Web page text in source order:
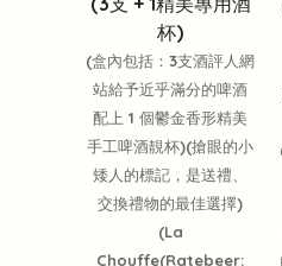
杯)
(盒內包括：3支酒評人網
站給予近乎滿分的啤酒
配上 1 個鬱金香形精美
手工啤酒靚杯)(搶眼的小
矮人的標記，是送禮、
交換禮物的最佳選擇)
(La
Chouffe(Ratebeer: